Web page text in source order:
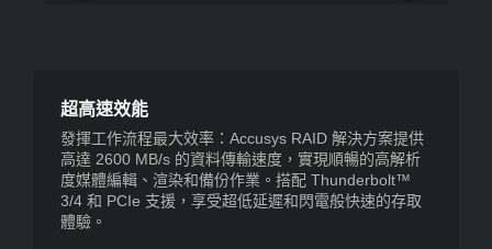
超高速效能
發揮工作流程最大效率：Accusys RAID 解決方案提供
高達 2600 MB/s 的資料傳輸速度，實現順暢的高解析
度媒體編輯、渲染和備份作業。搭配 Thunderbolt™
3/4 和 PCIe 支援，享受超低延遲和閃電般快速的存取
體驗。